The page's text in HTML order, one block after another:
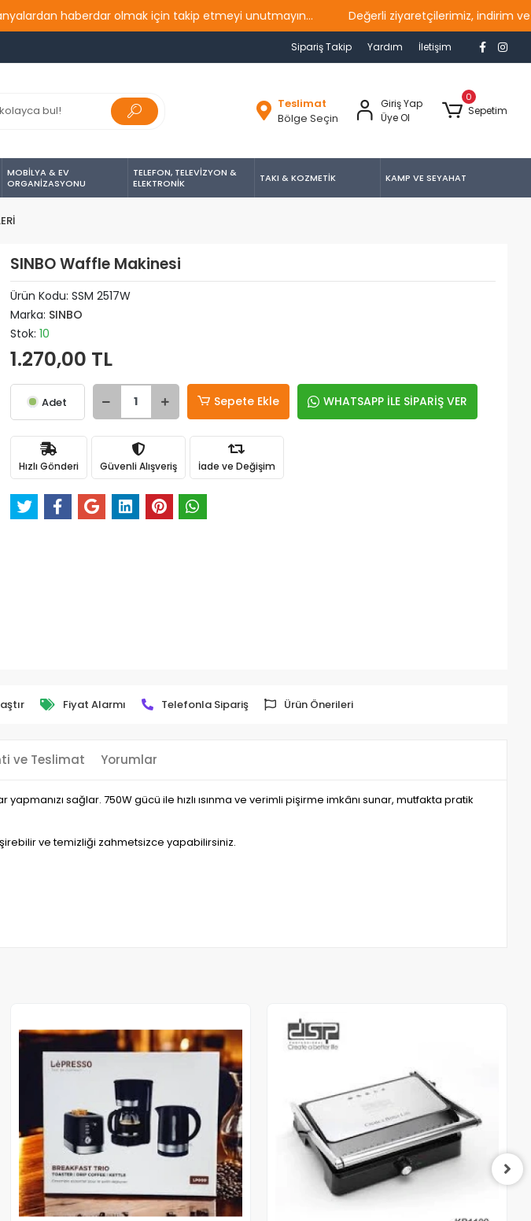
haberdar olmak için takip etmeyi unutmayın... Değerli ziyaretçilerimiz, indirim ve
Sipariş Takip Yardım İletişim
Teslimat
Bölge Seçin
Giriş Yap
Üye Ol
0
Sepetim
MOBİLYA & EV
ORGANİZASYONU
TELEFON, TELEVİZYON &
ELEKTRONİK
TAKI & KOZMETİK KAMP VE SEYAHAT
SINBO Waffle Makinesi
Ürün Kodu: SSM 2517W
Marka: SINBO
Stok: 10
1.270,00 TL
Adet Sepete Ekle WHATSAPP İLE SİPARİŞ VER
Hızlı Gönderi Güvenli Alışveriş İade ve Değişim
Fiyat Alarmı Telefonla Sipariş Ürün Önerileri
ve Teslimat Yorumlar
sağlar. 750W gücü ile hızlı ısınma ve verimli pişirme imkânı sunar, mutfakta pratik
ve temizliği zahmetsizce yapabilirsiniz.